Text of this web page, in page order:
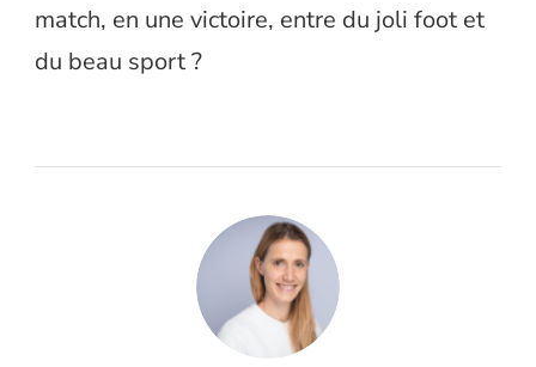
match, en une victoire, entre du joli foot et
du beau sport ?